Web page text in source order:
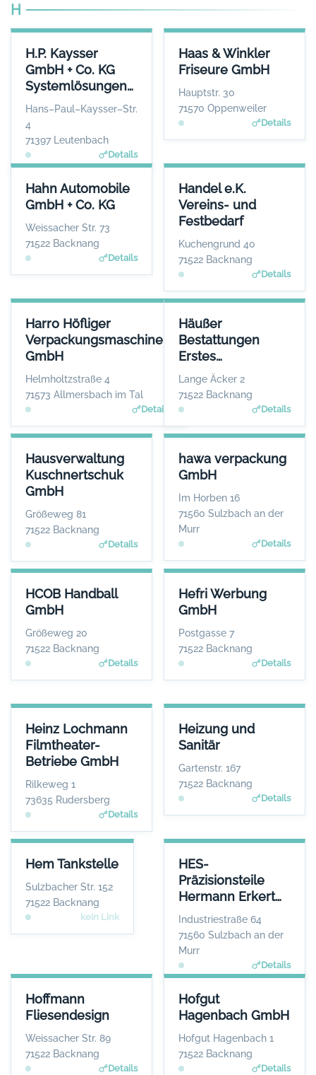
H
H.P. Kaysser
GmbH + Co. KG
Systemlösungen
in Metall
Hans–Paul–Kaysser–Str.
4
71397 Leutenbach
Details
H.P. KAYSSER GMBH + CO. KG SYSTEMLÖSUNGEN IN METALL
ANSPRECHPARTNER
Herr Thomas Kaysser
www.kaysser.de
Haas & Winkler
Friseure GmbH
Hauptstr. 30
71570 Oppenweiler
Details
HAAS & WINKLER FRISEURE
Frau Rebacca
www.haas-winkler-
Hahn Automobile
GmbH + Co. KG
Weissacher Str. 73
71522 Backnang
Details
HAHN AUTOMOBILE GMBH + CO. KG
Herr Frank Stotz
WEBSITE
www.hahn-automobile.de
Handel e.K.
Vereins- und
Festbedarf
Kuchengrund 40
71522 Backnang
Details
HANDEL E.K. VEREINS- UND
Harro Höfliger
Verpackungsmaschinen
GmbH
Helmholtzstraße 4
71573 Allmersbach im Tal
Details
HARRO HÖFLIGER VERPACKUNGSMASCHINEN GMBH
Herr Markus Höfliger
WEBSITE
Häußer
Bestattungen
Erstes
Backnanger
Bestattungsinstitut
Lange Äcker 2
71522 Backnang
Details
HÄUSSER BESTATTUNGEN
Hausverwaltung
Kuschnertschuk
GmbH
Größeweg 81
71522 Backnang
Details
HAUSVERWALTUNG KUSCHNERTSCHUK GMBH
ANSPRECHPARTNER
Frau Christine Kuschnertschuk
WEBSITE
Www.Kuschnertschuk.de
hawa verpackung
GmbH
Im Horben 16
71560 Sulzbach an der
Murr
Details
HAWA VERPACKUNG GMBH
ANSPRECHPARTNER
Herr Aaron Ceskutti
www.hawa-verpackung.d
HCOB Handball
GmbH
Größeweg 20
71522 Backnang
Details
HCOB HANDBALL GMBH
ANSPRECHPARTNER
Herr Markus Mandlik
www.hcob.de
Hefri Werbung
GmbH
Postgasse 7
71522 Backnang
Details
HEFRI WERBUNG GMBH
ANSPRECHPARTNER
Herr Werner Stroh
www.bkz.de
Heinz Lochmann
Filmtheater-
Betriebe GmbH
Rilkeweg 1
73635 Rudersberg
Details
HEINZ LOCHMANN FILMTHEATER-BETRIEBE GMBH
ANSPRECHPARTNER
Herr Heinz Lochmann
WEBSITE
www.filmtheaterbetriebe.de
Heizung und
Sanitär
Gartenstr. 167
71522 Backnang
Details
HEIZUNG UND SANITÄR
ANSPRECHPARTNER
Herr Karl Mayer
www.heizungs-mayer.d
Hem Tankstelle
Sulzbacher Str. 152
71522 Backnang
kein Link
HEM TANKSTELLE
Herr Berrak Özcan
Keine Website hinterlegt
HES-
Präzisionsteile
Hermann Erkert
GmbH
Industriestraße 64
71560 Sulzbach an der
Murr
Details
HES-PRÄZISIONSTEILE
Hoffmann
Fliesendesign
Weissacher Str. 89
71522 Backnang
Details
HOFFMANN FLIESENDESIGN
ANSPRECHPARTNER
Herr Bernd Hoffmann
www.hoffmann-fliesen.de
Hofgut
Hagenbach GmbH
Hofgut Hagenbach 1
71522 Backnang
Details
HOFGUT HAGENBACH GMBH
ANSPRECHPARTNER
Herr Matthias Wurche
www.hofgut-hagenbach.de